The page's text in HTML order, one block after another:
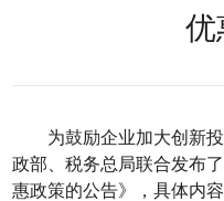
优
为鼓励企业加大创新
政部、税务总局联合发布
惠政策的公告》，具体内容